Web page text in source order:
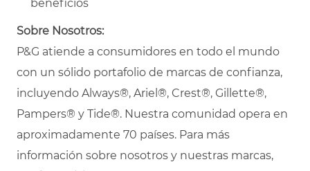
beneficios
Sobre Nosotros:
P&G atiende a consumidores en todo el mundo
con un sólido portafolio de marcas de confianza,
incluyendo Always®, Ariel®, Crest®, Gillette®,
Pampers® y Tide®. Nuestra comunidad opera en
aproximadamente 70 países. Para más
información sobre nosotros y nuestras marcas,